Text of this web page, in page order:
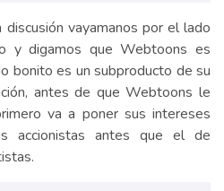
vayamanos por el lado
y digamos que Webtoons es
bonito es un subproducto de su
antes de que Webtoons le
va a poner sus intereses
accionistas antes que el de